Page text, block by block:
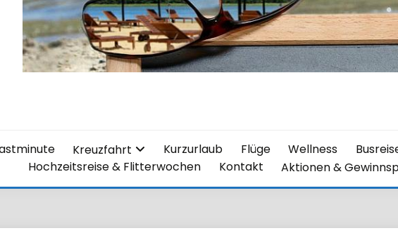
Kreuzfahrt Kurzurlaub Flüge Wellness
Hochzeitsreise & Flitterwochen
Kontakt Aktionen &